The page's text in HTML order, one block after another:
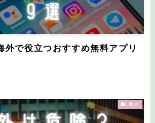
外で役立つおすすめ無料アプリ
海外